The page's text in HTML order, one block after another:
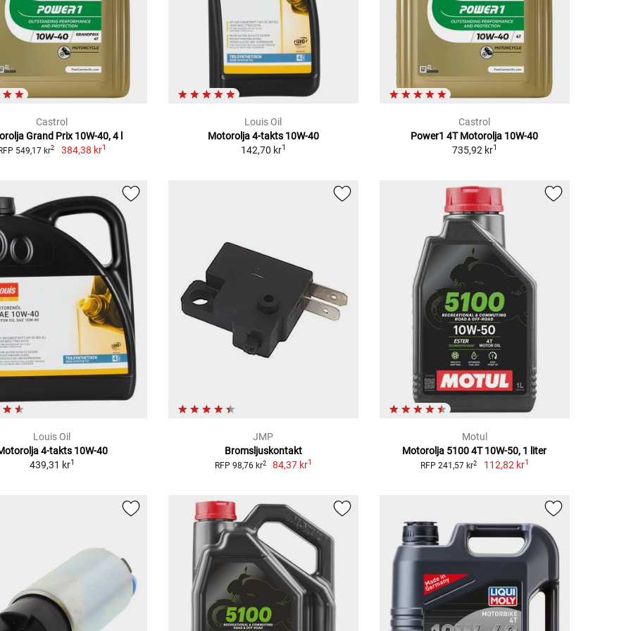
Castrol
Grand Prix 10W-40, 4 l
549,17 kr2 384,38 kr1
Louis Oil
Motorolja 4-takts 10W-40
142,70 kr1
Castrol
Power1 4T Motorolja 10W-40
735,92 kr1
Louis Oil
4-takts 10W-40
439,31 kr1
JMP
Bromsljuskontakt
RFP 98,76 kr2 84,37 kr1
Motul
Motorolja 5100 4T 10W-50, 1 liter
RFP 241,57 kr2 112,82 kr1